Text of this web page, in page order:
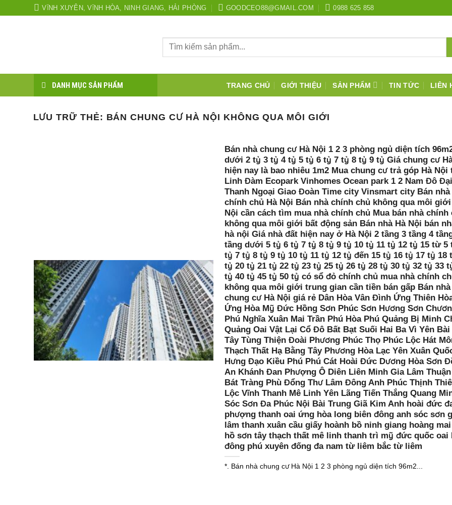
qua
VĨNH XUYÊN, VĨNH HÒA, NINH GIANG, HẢI PHÒNG GOODCEO88@GMAIL.COM 0988 625 858
Tìm
DANH MỤC SẢN PHẨM TRANG CHỦ GIỚI THIỆU SẢN PHẨM TIN TỨC LIÊN
LƯU TRỮ THẺ: BÁN CHUNG CƯ HÀ NỘI KHÔNG QUA MÔI GIỚI
Bán nhà chung cư Hà Nội 1 2 3 phòng ngủ diện tích
dưới 2 tỷ 3 tỷ 4 tỷ 5 tỷ 6 tỷ 7 tỷ 8 tỷ 9 tỷ Giá chung cư
hiện nay là bao nhiêu 1m2 Mua chung cư trả góp Hà Nội
Linh Đàm Ecopark Vinhomes Ocean park 1 2 Nam Đô Đại
Thanh Ngoại Giao Đoàn Time city Vinsmart city Bán nhà
chính chủ Hà Nội Bán nhà chính chủ không qua môi giới
Nội cần cách tìm mua nhà chính chủ Mua bán nhà chính
không qua môi giới bất động sản Bán nhà Hà Nội bán
hà nội Giá nhà đất hiện nay ở Hà Nội 2 tầng 3 tầng 4
tầng dưới 5 tỷ 6 tỷ 7 tỷ 8 tỷ 9 tỷ 10 tỷ 11 tỷ 12 tỷ 15 từ 5
tỷ 7 tỷ 8 tỷ 9 tỷ 10 tỷ 11 tỷ 12 tỷ đến 15 tỷ 16 tỷ 17 tỷ 18
tỷ 20 tỷ 21 tỷ 22 tỷ 23 tỷ 25 tỷ 26 tỷ 28 tỷ 30 tỷ 32 tỷ 33
tỷ 40 tỷ 45 tỷ 50 tỷ có sổ đỏ chính chủ mua nhà chính
không qua môi giới trung gian cần tiền bán gấp Bán nhà
chung cư Hà Nội giá rẻ Dân Hòa Vân Đình Ứng Thiên
Ứng Hòa Mỹ Đức Hồng Sơn Phúc Sơn Hương Sơn
Phú Nghĩa Xuân Mai Trần Phú Hòa Phú Quảng Bị Minh
Quảng Oai Vật Lại Cổ Đô Bất Bạt Suối Hai Ba Vì Yên Bài
Tây Tùng Thiện Đoài Phương Phúc Thọ Phúc Lộc Hát
Thạch Thất Hạ Bằng Tây Phương Hòa Lạc Yên Xuân
Hưng Đạo Kiều Phú Phú Cát Hoài Đức Dương Hòa Sơn
An Khánh Đan Phượng Ô Diên Liên Minh Gia Lâm
Bát Tràng Phù Đổng Thư Lâm Đông Anh Phúc Thịnh
Lộc Vĩnh Thanh Mê Linh Yên Lãng Tiến Thắng Quang
Sóc Sơn Đa Phúc Nội Bài Trung Giã Kim Anh hoài đức
phượng thanh oai ứng hòa long biên đông anh sóc sơn
lâm thanh xuân cầu giấy hoành bồ ninh giang hoàng
hồ sơn tây thạch thất mê linh thanh trì mỹ đức quốc oai
đông phú xuyên đống đa nam từ liêm bắc từ liêm
*. Bán nhà chung cư Hà Nội 1 2 3 phòng ngủ diện tích 96m2...